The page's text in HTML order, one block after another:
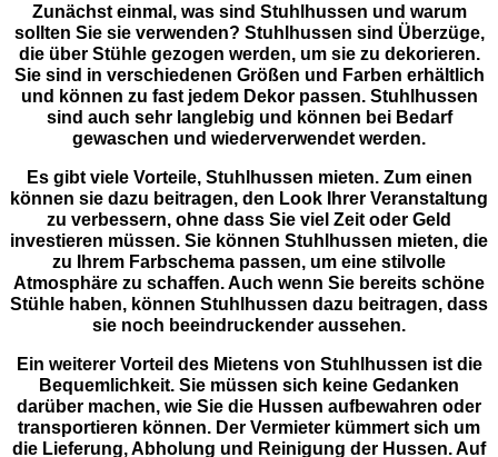
Zunächst einmal, was sind Stuhlhussen und warum
sollten Sie sie verwenden? Stuhlhussen sind Überzüge,
die über Stühle gezogen werden, um sie zu dekorieren.
Sie sind in verschiedenen Größen und Farben erhältlich
und können zu fast jedem Dekor passen. Stuhlhussen
sind auch sehr langlebig und können bei Bedarf
gewaschen und wiederverwendet werden.
Es gibt viele Vorteile, Stuhlhussen mieten. Zum einen
können sie dazu beitragen, den Look Ihrer Veranstaltung
zu verbessern, ohne dass Sie viel Zeit oder Geld
investieren müssen. Sie können Stuhlhussen mieten, die
zu Ihrem Farbschema passen, um eine stilvolle
Atmosphäre zu schaffen. Auch wenn Sie bereits schöne
Stühle haben, können Stuhlhussen dazu beitragen, dass
sie noch beeindruckender aussehen.
Ein weiterer Vorteil des Mietens von Stuhlhussen ist die
Bequemlichkeit. Sie müssen sich keine Gedanken
darüber machen, wie Sie die Hussen aufbewahren oder
transportieren können. Der Vermieter kümmert sich um
die Lieferung, Abholung und Reinigung der Hussen. Auf